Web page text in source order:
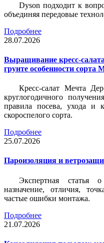
Dyson подходит к
объединяя передовые
Подробнее
28.07.2026
Выращивание кресс-
грунте особенности сорта
Кресс-салат Мечта
круглогодичного
правила посева, ухода и
скороспелого сорта.
Подробнее
25.07.2026
Пароизоляция и
Экспертная статья
назначение, отличия,
частые ошибки монтажа.
Подробнее
21.07.2026